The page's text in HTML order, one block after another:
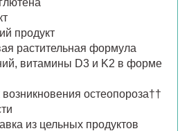
продукт
растительная формула
витамины D3 и K2 в форме
остеопороза††
из цельных продуктов